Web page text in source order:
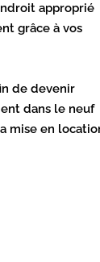
approprié
grâce à vos
de devenir
dans le neuf
mise en